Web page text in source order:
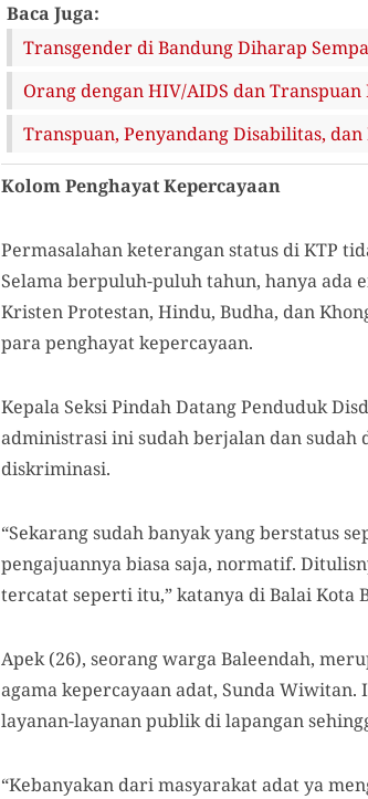
Baca Juga:
Transgender di Bandung Diharap
Orang dengan HIV/AIDS dan Transpuan
Transpuan, Penyandang Disabilitas,
Kolom Penghayat Kepercayaan
Permasalahan keterangan status di KTP
Selama berpuluh-puluh tahun, hanya ada
Kristen Protestan, Hindu, Budha, dan
para penghayat kepercayaan.
Kepala Seksi Pindah Datang Penduduk
administrasi ini sudah berjalan dan
diskriminasi.
“Sekarang sudah banyak yang berstatus
pengajuannya biasa saja, normatif.
tercatat seperti itu,” katanya di Balai Kota
Apek (26), seorang warga Baleendah,
agama kepercayaan adat, Sunda
layanan-layanan publik di lapangan
“Kebanyakan dari masyarakat adat ya